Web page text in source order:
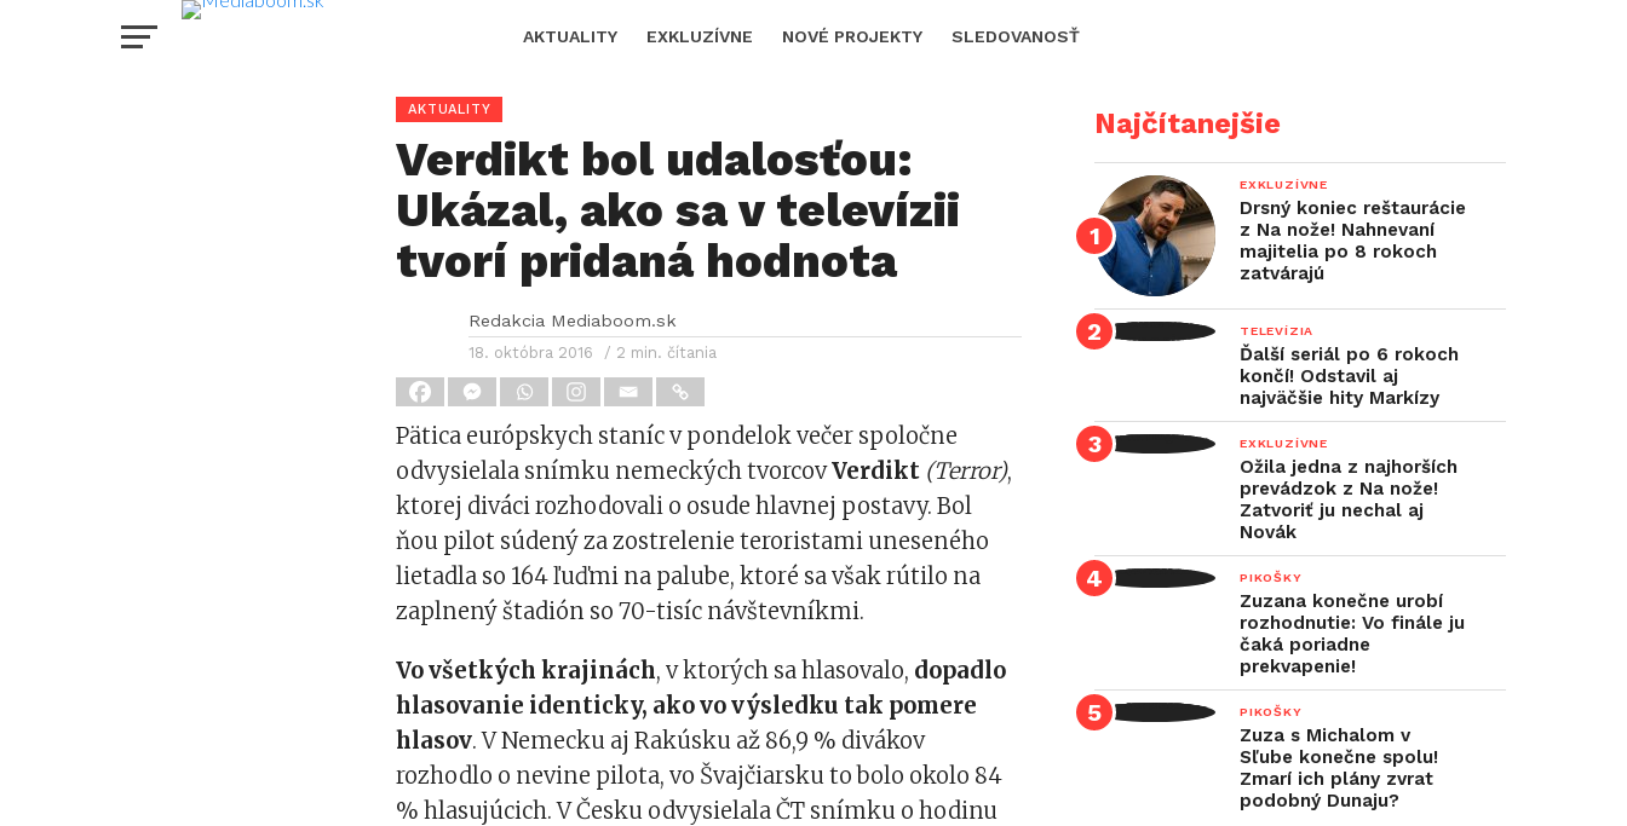
AKTUALITY EXKLUZÍVNE NOVÉ PROJEKTY SLEDOVANOSŤ
AKTUALITY
Verdikt bol udalosťou:
Ukázal, ako sa v televízii
tvorí pridaná hodnota
Redakcia Mediaboom.sk
18. októbra 2016 / 2 min. čítania
Pätica európskych staníc v pondelok večer spoločne
odvysielala snímku nemeckých tvorcovVerdikt (Terror),
ktorej diváci rozhodovali o osude hlavnej postavy. Bol
ňou pilot súdený za zostrelenie teroristami uneseného
lietadla so 164 ľuďmi na palube, ktoré sa však rútilo na
zaplnený štadión so 70-tisíc návštevníkmi.
Vo všetkých krajinách, v ktorých sa hlasovalo, dopadlo
hlasovanie identicky, ako vo výsledku tak pomere
hlasov. V Nemecku aj Rakúsku až 86,9 % divákov
rozhodlo o nevine pilota, vo Švajčiarsku to bolo okolo 84
% hlasujúcich. V Česku odvysielala ČT snímku o hodinu
Najčítanejšie
EXKLUZÍVNE
Drsný koniec reštaurácie
z Na nože! Nahnevaní
majitelia po 8 rokoch
zatvárajú
TELEVÍZIA
Ďalší seriál po 6 rokoch
končí! Odstavil aj
najväčšie hity Markízy
EXKLUZÍVNE
Ožila jedna z najhorších
prevádzok z Na nože!
Zatvoriť ju nechal aj
Novák
PIKOŠKY
Zuzana konečne urobí
rozhodnutie: Vo finále ju
čaká poriadne
prekvapenie!
PIKOŠKY
Zuza s Michalom v
Sľube konečne spolu!
Zmarí ich plány zvrat
podobný Dunaju?